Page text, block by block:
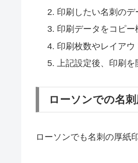
印刷したい名刺のデ
印刷データをコピー
印刷枚数やレイアウ
上記設定後、印刷を
ローソンでの名
ローソンでも名刺の厚紙